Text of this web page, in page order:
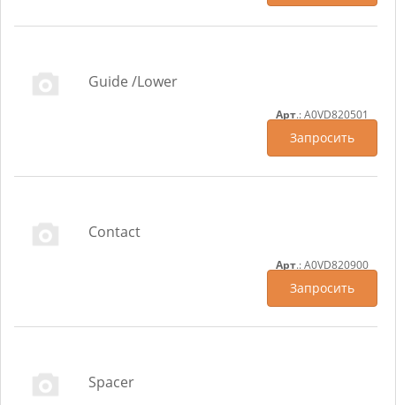
Guide /Lower
Арт.: A0VD820501
Запросить
Contact
Арт.: A0VD820900
Запросить
Spacer